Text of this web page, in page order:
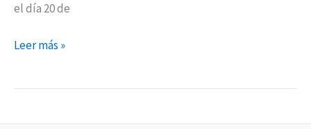
el día 20 de
Leer más »